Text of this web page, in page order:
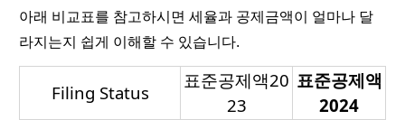
아래 비교표를 참고하시면 세율과 공제금액이 얼마나 달
라지는지 쉽게 이해할 수 있습니다.
Filing Status
표준공제액20
23
표준공제액
2024